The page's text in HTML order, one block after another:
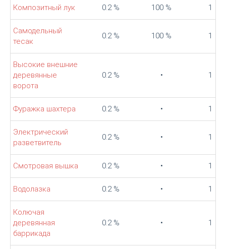
Композитный лук 0.2 % 100 % 1
Самодельный
тесак
0.2 % 100 % 1
Высокие внешние
деревянные
ворота
0.2 % • 1
Фуражка шахтера 0.2 % • 1
Электрический
разветвитель
0.2 % • 1
Смотровая вышка 0.2 % • 1
Водолазка 0.2 % • 1
Колючая
деревянная
баррикада
0.2 % • 1